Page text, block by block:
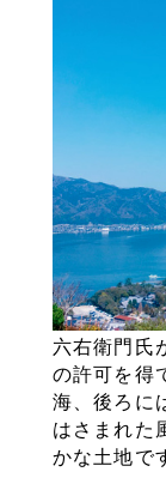
六右衛門氏
の許可を得
海、後ろに
はさまれた
かな土地で